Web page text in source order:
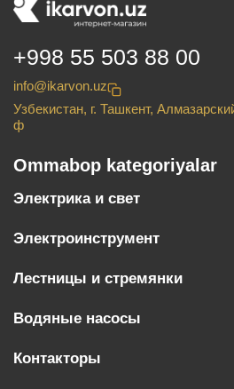
+998 55 503 88 00
info@ikarvon.uz
Узбекистан, г. Ташкент,
ф
Ommabop kategoriyalar
Электрика и свет
Электроинструмент
Лестницы и стремянки
Водяные насосы
Контакторы